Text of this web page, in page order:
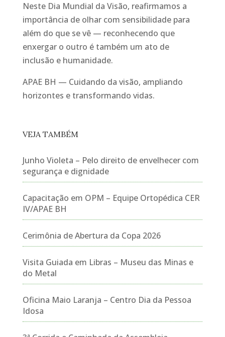
Neste Dia Mundial da Visão, reafirmamos a
importância de olhar com sensibilidade para
além do que se vê — reconhecendo que
enxergar o outro é também um ato de
inclusão e humanidade.
APAE BH — Cuidando da visão, ampliando
horizontes e transformando vidas.
VEJA TAMBÉM
Junho Violeta – Pelo direito de envelhecer com
segurança e dignidade
Capacitação em OPM – Equipe Ortopédica CER
IV/APAE BH
Cerimônia de Abertura da Copa 2026
Visita Guiada em Libras – Museu das Minas e
do Metal
Oficina Maio Laranja – Centro Dia da Pessoa
Idosa